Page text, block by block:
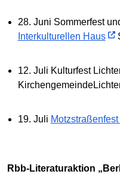
28. Juni Sommerfest
Interkulturellen Haus
12. Juli Kulturfest
19. Juli
rbb-Literaturaktion „Berlin liest ein Buch“: “Pi mal